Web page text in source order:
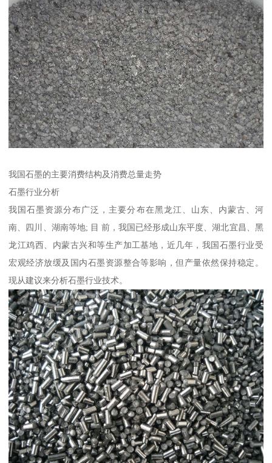
我国石墨的主要消费结构及消费总量走势
石墨行业分析
我国石墨资源分布广泛，主要分布在黑龙江、山东、内蒙古、河
南、四川、湖南等地; 目 前，我国已经形成山东平度、湖北宜昌、黑
龙江鸡西、内蒙古兴和等生产加工基地，近几年，我国石墨行业受
宏观经济放缓及国内石墨资源整合等影响，但产量依然保持稳定。
现从建议来分析石墨行业技术。